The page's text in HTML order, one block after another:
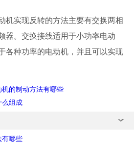
机实现反转的方法主要有交换两相
器。交换接线适用于小功率电动
各种功率的电动机，并且可以实现
的制动方法有哪些
么组成
有哪些